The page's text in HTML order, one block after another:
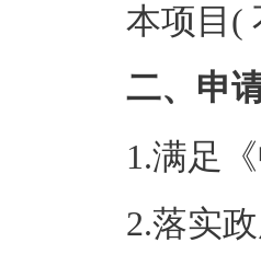
本项目(
二、申
1.满足
2.落实